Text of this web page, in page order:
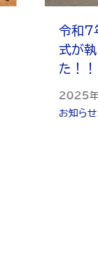
令和7
式が
た！！
2025
お知らせ